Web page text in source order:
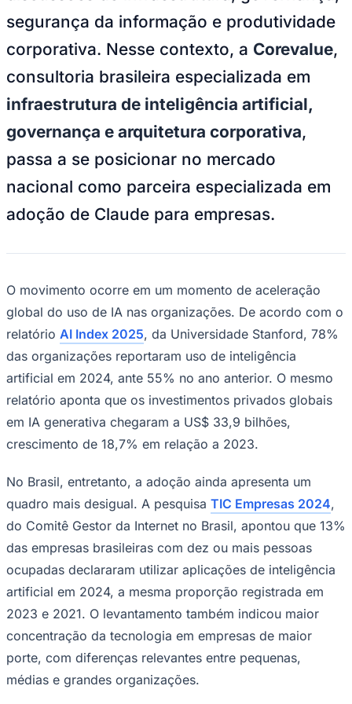
NFL
Fórmula 1
UFC
MLB
Atletismo
NBB
Competições de Futebol
Brasileirão Série A
Brasileirão Série B
Paulistão
Sul-Americana
Champions League
Premier League
La Liga
Bundesliga
Mundial 2026
segurança da informação e produtividade
corporativa. Nesse contexto, a Corevalue,
consultoria brasileira especializada em
infraestrutura de inteligência artificial,
governança e arquitetura corporativa,
passa a se posicionar no mercado
nacional como parceira especializada em
adoção de Claude para empresas.
O movimento ocorre em um momento de aceleração
global do uso de IA nas organizações. De acordo com o
relatório AI Index 2025, da Universidade Stanford, 78%
das organizações reportaram uso de inteligência
artificial em 2024, ante 55% no ano anterior. O mesmo
relatório aponta que os investimentos privados globais
em IA generativa chegaram a US$ 33,9 bilhões,
crescimento de 18,7% em relação a 2023.
No Brasil, entretanto, a adoção ainda apresenta um
quadro mais desigual. A pesquisa TIC Empresas 2024,
do Comitê Gestor da Internet no Brasil, apontou que 13%
das empresas brasileiras com dez ou mais pessoas
ocupadas declararam utilizar aplicações de inteligência
artificial em 2024, a mesma proporção registrada em
2023 e 2021. O levantamento também indicou maior
concentração da tecnologia em empresas de maior
porte, com diferenças relevantes entre pequenas,
médias e grandes organizações.